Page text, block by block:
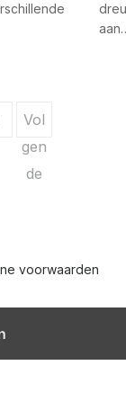
Vol
gen
de
voorwaarden